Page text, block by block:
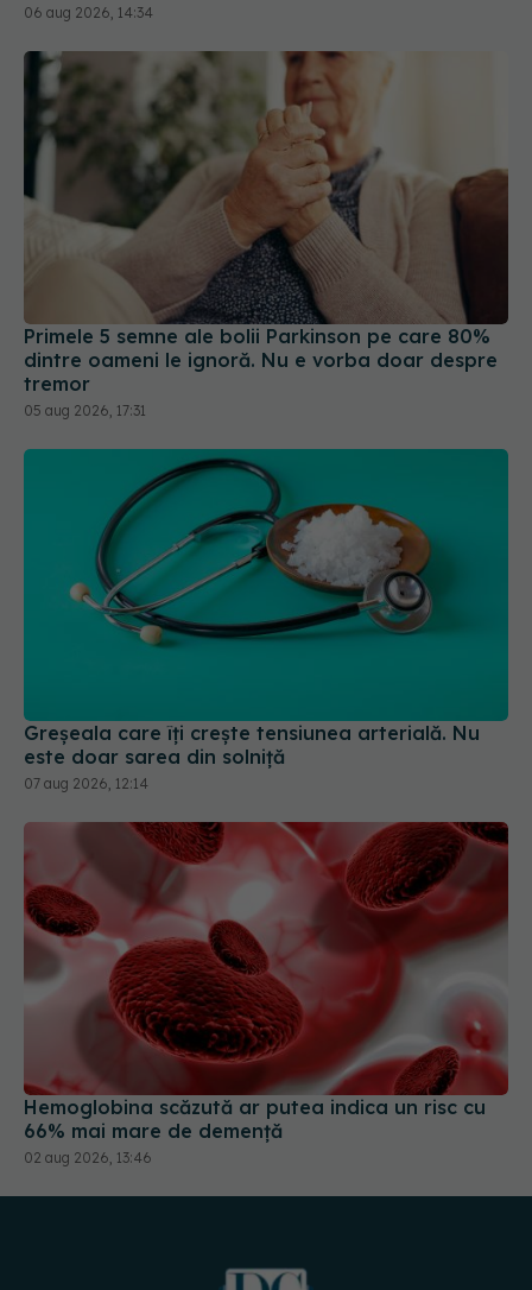
06 aug 2026, 14:34
Primele 5 semne ale bolii Parkinson pe care 80%
dintre oameni le ignoră. Nu e vorba doar despre
tremor
05 aug 2026, 17:31
Greșeala care îți crește tensiunea arterială. Nu
este doar sarea din solniță
07 aug 2026, 12:14
Hemoglobina scăzută ar putea indica un risc cu
66% mai mare de demență
02 aug 2026, 13:46